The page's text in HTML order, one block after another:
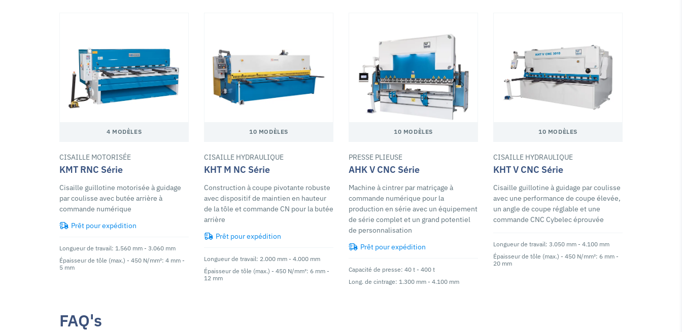
4 MODÈLES
CISAILLE MOTORISÉE
KMT RNC Série
Cisaille guillotine motorisée à guidage
par coulisse avec butée arrière à
commande numérique
Prêt pour expédition
Longueur de travail: 1.560 mm - 3.060 mm
Épaisseur de tôle (max.) - 450 N/mm²: 4 mm -
5 mm
10 MODÈLES
CISAILLE HYDRAULIQUE
KHT M NC Série
Construction à coupe pivotante robuste
avec dispositif de maintien en hauteur
de la tôle et commande CN pour la butée
arrière
Prêt pour expédition
Longueur de travail: 2.000 mm - 4.000 mm
Épaisseur de tôle (max.) - 450 N/mm²: 6 mm -
12 mm
10 MODÈLES
PRESSE PLIEUSE
AHK V CNC Série
Machine à cintrer par matriçage à
commande numérique pour la
production en série avec un équipement
de série complet et un grand potentiel
de personnalisation
Prêt pour expédition
Capacité de presse: 40 t - 400 t
Long. de cintrage: 1.300 mm - 4.100 mm
10 MODÈLES
CISAILLE HYDRAULIQUE
KHT V CNC Série
Cisaille guillotine à guidage par coulisse
avec une performance de coupe élevée,
un angle de coupe réglable et une
commande CNC Cybelec éprouvée
Longueur de travail: 3.050 mm - 4.100 mm
Épaisseur de tôle (max.) - 450 N/mm²: 6 mm -
20 mm
FAQ's